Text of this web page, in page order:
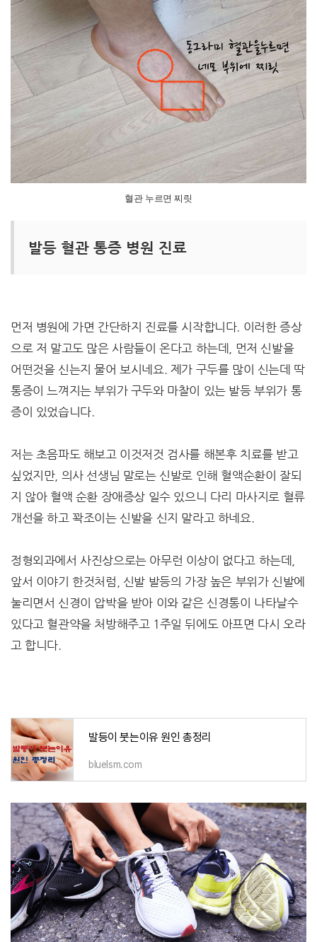
혈관 누르면 찌릿
발등 혈관 통증 병원 진료
먼저 병원에 가면 간단하지 진료를 시작합니다. 이러한 증상
으로 저 말고도 많은 사람들이 온다고 하는데, 먼저 신발을
어떤것을 신는지 물어 보시네요. 제가 구두를 많이 신는데 딱
통증이 느껴지는 부위가 구두와 마찰이 있는 발등 부위가 통
증이 있었습니다.
저는 초음파도 해보고 이것저것 검사를 해본후 치료를 받고
싶었지만, 의사 선생님 말로는 신발로 인해 혈액순환이 잘되
지 않아 혈액 순환 장애증상 일수 있으니 다리 마사지로 혈류
개선을 하고 꽉조이는 신발을 신지 말라고 하네요.
정형외과에서 사진상으로는 아무런 이상이 없다고 하는데,
앞서 이야기 한것처럼, 신발 발등의 가장 높은 부위가 신발에
눌리면서 신경이 압박을 받아 이와 같은 신경통이 나타날수
있다고 혈관약을 처방해주고 1주일 뒤에도 아프면 다시 오라
고 합니다.
발등이 붓는이유 원인 총정리
bluelsm.com